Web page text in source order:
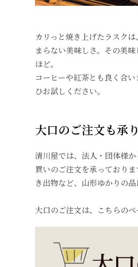
カリっと焼き上げたラスク
まらない美味しさ。その美
ほど。
コーヒーや紅茶とも良く合
ひお試しください。
大口のご注文も承り
清川屋では、法人・団体様
買いのご注文を承っており
き出物など、山形ゆかりの品
大口のご注文は、 こちらの